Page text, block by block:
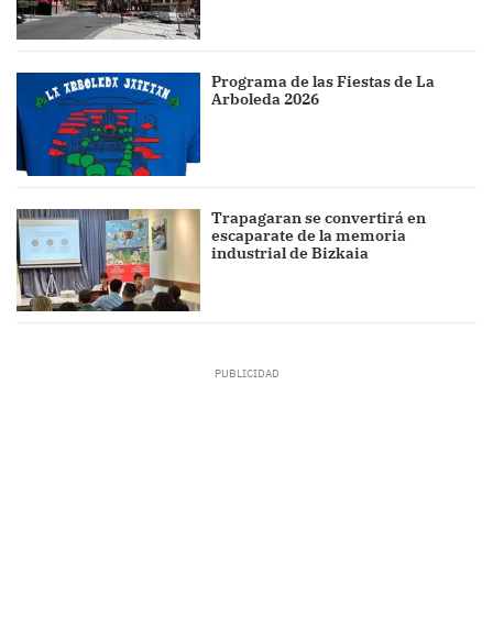
Programa de las Fiestas de La
Arboleda 2026
Trapagaran se convertirá en
escaparate de la memoria
industrial de Bizkaia